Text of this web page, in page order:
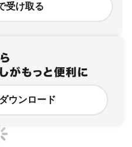
受け取る
ウンロード